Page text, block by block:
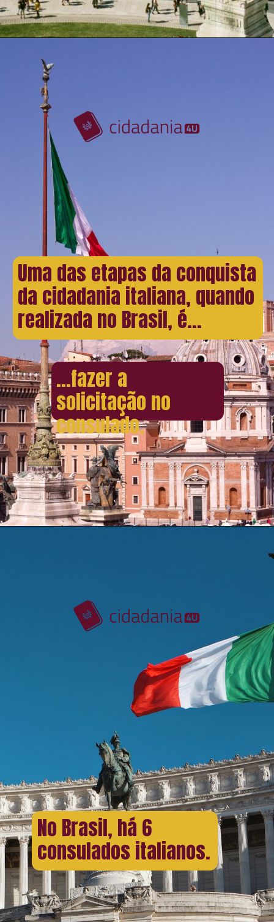
Uma das etapas da conquista
da cidadania italiana, quando
realizada no Brasil, é...
...fazer a
solicitação no
consulado.
No Brasil, há 6
consulados italianos.